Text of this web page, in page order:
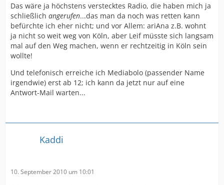
Das wäre ja höchstens verstecktes Radio, die haben mich ja
schließlich angerufen...das man da noch was retten kann
befürchte ich eher nicht; und vor Allem: ariAna z.B. wohnt
ja nicht so weit weg von Köln, aber Leif müsste sich langsam
mal auf den Weg machen, wenn er rechtzeitig in Köln sein
wollte!
Und telefonisch erreiche ich Mediabolo (passender Name
irgendwie) erst ab 12; ich kann da jetzt nur auf eine
Antwort-Mail warten...
Kaddi
10. September 2010 um 10:01